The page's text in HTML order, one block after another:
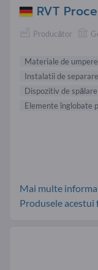
RVT
Producător
Materiale de umpere
Instalatii de
Dispozitiv de
Elemente înglobate
Mai multe
Produsele